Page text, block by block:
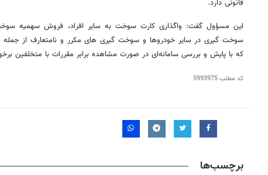
قانونی دارد.
این مسؤول گفت: واگذاری کارت سوخت به سایر افراد، فروش سهمیه
سوخت گیریدر سایر خودروها و سوخت گیری هایمکرر و نامتعارف از
که با پایش و بررسی سامانه‌ای در صورت مشاهده برابر مقررات با متخلفین
کد مطلب5993975
برچسب‌ها